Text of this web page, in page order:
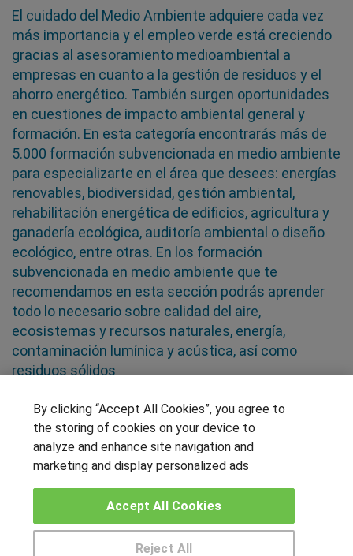
El cuidado del Medio Ambiente adquiere cada vez
más importancia y el empleo verde está creciendo
gracias al asesoramiento medioambiental a
empresas en cuanto a la gestión de residuos y el
ahorro energético. También surgen oportunidades
en cuestiones de impacto ambiental general y
formación. En esta categoría encontrarás más de
5.000 formación subvencionada en medio ambiente
para especializarte en el área que desees: energías
renovables, biodiversidad, gestión ambiental,
rehabilitación energética de edificios, agricultura y
ganadería ecológica, auditoría ambiental o diseño
ecológico, entre otras. En los formación
subvencionada en medio ambiente que te
recomendamos en esta sección podrás aprender
todo lo necesario sobre calidad del aire,
ecosistemas y recursos naturales, energía,
contaminación lumínica y acústica, así como
residuos sólidos
SÍGUENOS EN LAS REDES
Muro de los idiomas
By clicking “Accept All Cookies”, you agree to
the storing of cookies on your device to
analyze and enhance site navigation and
marketing and display personalized ads
Reject All
Accept All Cookies